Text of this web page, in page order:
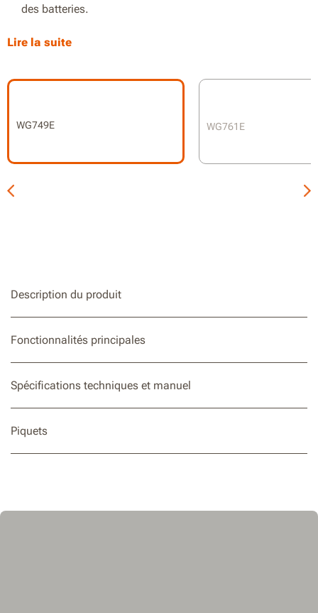
des batteries.
163 cc de puissance équivalente
Moteur sans balais 2.0 pour une autonomie prolongée
de la batterie
Lire la suite
WG749E WG761E
Description du produit
Fonctionnalités principales
Spécifications techniques et manuel
Piquets